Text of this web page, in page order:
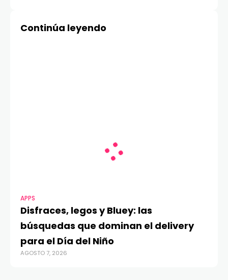
Continúa leyendo
APPS
Disfraces, legos y Bluey: las
búsquedas que dominan el delivery
para el Día del Niño
AGOSTO 7, 2026